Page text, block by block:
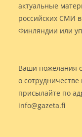
актуальные
российских СМИ
Финляндии или
Ваши пожелания
о
присылайте по
info@gazeta.fi